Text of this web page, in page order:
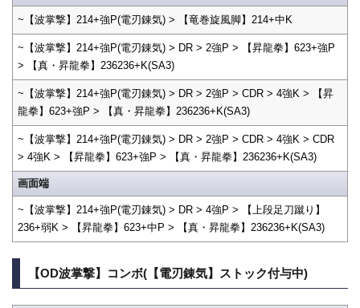
~【波掌撃】214+強P(電刃錬気) > 【竜巻旋風脚】214+中K
~【波掌撃】214+強P(電刃錬気) > DR > 2強P > 【昇龍拳】623+強P
> 【真・昇龍拳】236236+K(SA3)
~【波掌撃】214+強P(電刃錬気) > DR > 2強P > CDR > 4強K > 【昇
龍拳】623+強P > 【真・昇龍拳】236236+K(SA3)
~【波掌撃】214+強P(電刃錬気) > DR > 2強P > CDR > 4強K > CDR
> 4強K > 【昇龍拳】623+強P > 【真・昇龍拳】236236+K(SA3)
画面端
~【波掌撃】214+強P(電刃錬気) > DR > 4強P > 【上段足刀蹴り】
236+弱K > 【昇龍拳】623+中P > 【真・昇龍拳】236236+K(SA3)
【OD波掌撃】コンボ(【電刃錬気】ストック付与中)